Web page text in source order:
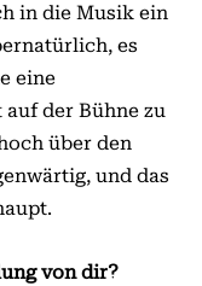
in die Musik ein
es
eine
der Bühne zu
über den
und das
von dir?